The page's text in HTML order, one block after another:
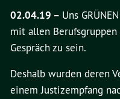
02.04.19 – Uns
mit allen
Gespräch zu sein.
Deshalb wurden deren
einem Justizempfang